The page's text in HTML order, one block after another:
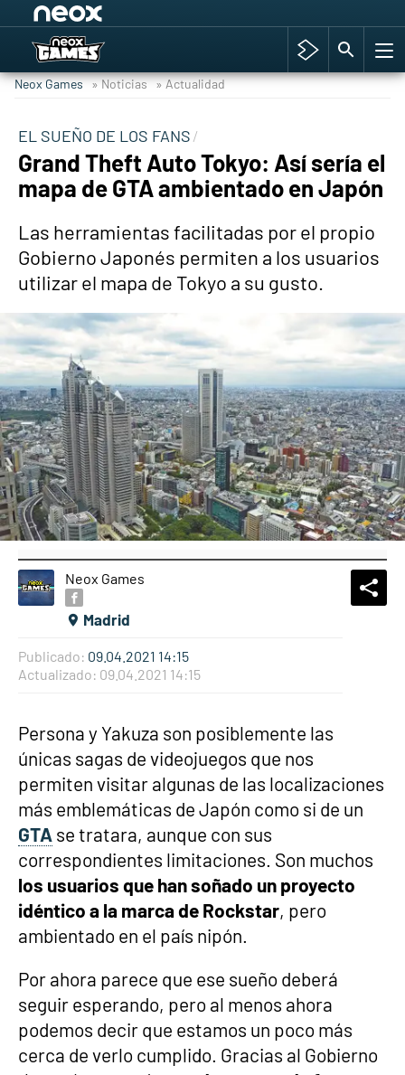
Hyrule Warriors: La Era del Cataclismo
Cyberpunk 2077
Hyrule Warriors
Neox Games » Noticias » Actualidad
EL SUEÑO DE LOS FANS
Grand Theft Auto Tokyo: Así sería el
mapa de GTA ambientado en Japón
Las herramientas facilitadas por el propio
Gobierno Japonés permiten a los usuarios
utilizar el mapa de Tokyo a su gusto.
Neox Games
Madrid
Publicado: 09.04.2021 14:15
Actualizado: 09.04.2021 14:15
Persona y Yakuza son posiblemente las
únicas sagas de videojuegos que nos
permiten visitar algunas de las localizaciones
más emblemáticas de Japón como si de un
GTA se tratara, aunque con sus
correspondientes limitaciones. Son muchos
los usuarios que han soñado un proyecto
idéntico a la marca de Rockstar, pero
ambientado en el país nipón.
Por ahora parece que ese sueño deberá
seguir esperando, pero al menos ahora
podemos decir que estamos un poco más
cerca de verlo cumplido. Gracias al Gobierno